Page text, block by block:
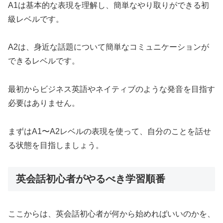
A1は基本的な表現を理解し、簡単なやり取りができる初
級レベルです。
A2は、身近な話題について簡単なコミュニケーションが
できるレベルです。
最初からビジネス英語やネイティブのような発音を目指す
必要はありません。
まずはA1〜A2レベルの表現を使って、自分のことを話せ
る状態を目指しましょう。
英会話初心者がやるべき学習順番
ここからは、英会話初心者が何から始めればいいのかを、